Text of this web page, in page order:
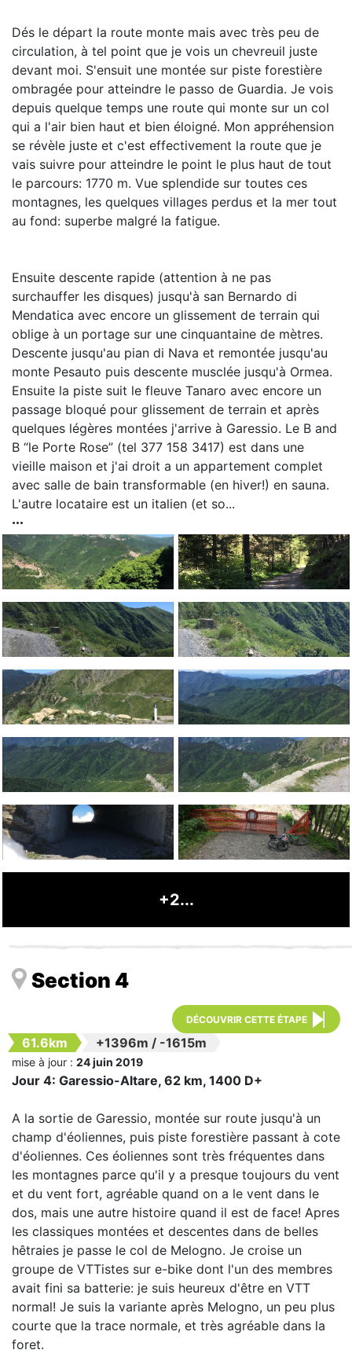
Dés le départ la route monte mais avec très peu de
circulation, à tel point que je vois un chevreuil juste
devant moi. S'ensuit une montée sur piste forestière
ombragée pour atteindre le passo de Guardia. Je vois
depuis quelque temps une route qui monte sur un col
qui a l'air bien haut et bien éloigné. Mon appréhension
se révèle juste et c'est effectivement la route que je
vais suivre pour atteindre le point le plus haut de tout
le parcours: 1770 m. Vue splendide sur toutes ces
montagnes, les quelques villages perdus et la mer tout
au fond: superbe malgré la fatigue.
Ensuite descente rapide (attention à ne pas
surchauffer les disques) jusqu'à san Bernardo di
Mendatica avec encore un glissement de terrain qui
oblige à un portage sur une cinquantaine de mètres.
Descente jusqu'au pian di Nava et remontée jusqu'au
monte Pesauto puis descente musclée jusqu'à Ormea.
Ensuite la piste suit le fleuve Tanaro avec encore un
passage bloqué pour glissement de terrain et après
quelques légères montées j'arrive à Garessio. Le B and
B “le Porte Rose” (tel 377 158 3417) est dans une
vieille maison et j'ai droit a un appartement complet
avec salle de bain transformable (en hiver!) en sauna.
L'autre locataire est un italien (et so...
+2...
Section 4
DÉCOUVRIR CETTE ÉTAPE
61.6km +1396m / -1615m
mise à jour : 24 juin 2019
Jour 4: Garessio-Altare, 62 km, 1400 D+
A la sortie de Garessio, montée sur route jusqu'à un
champ d'éoliennes, puis piste forestière passant à cote
d'éoliennes. Ces éoliennes sont très fréquentes dans
les montagnes parce qu'il y a presque toujours du vent
et du vent fort, agréable quand on a le vent dans le
dos, mais une autre histoire quand il est de face! Apres
les classiques montées et descentes dans de belles
hêtraies je passe le col de Melogno. Je croise un
groupe de VTTistes sur e-bike dont l'un des membres
avait fini sa batterie: je suis heureux d'être en VTT
normal! Je suis la variante après Melogno, un peu plus
courte que la trace normale, et très agréable dans la
foret.